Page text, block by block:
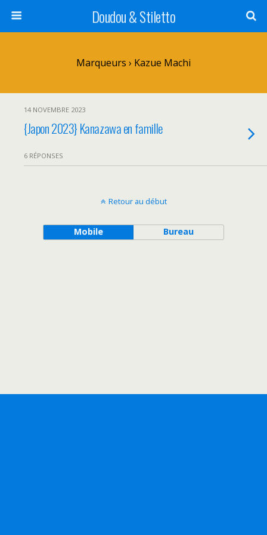
Doudou & Stiletto
Marqueurs › Kazue Machi
14 NOVEMBRE 2023
{Japon 2023} Kanazawa en famille
6 RÉPONSES
Retour au début
Mobile Bureau